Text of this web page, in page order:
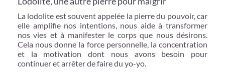
La lodolite est souvent appelée la pierre du pouvoir, car
elle amplifie nos intentions, nous aide à transformer
nos vies et à manifester le corps que nous désirons.
Cela nous donne la force personnelle, la concentration
et la motivation dont nous avons besoin pour
continuer et arrêter de faire du yo-yo.